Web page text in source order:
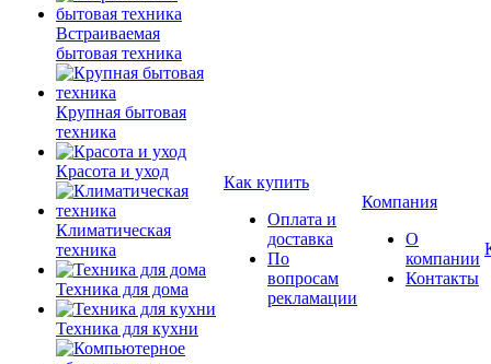
Встраиваемая
бытовая техника
Крупная бытовая
техника
Красота и уход
Климатическая
техника
Техника для дома
Техника для кухни
Как купить
Оплата и
доставка
По
вопросам
рекламации
Компания
О
компании
Контакты